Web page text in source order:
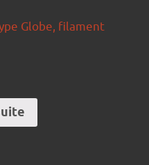
Globe, filament